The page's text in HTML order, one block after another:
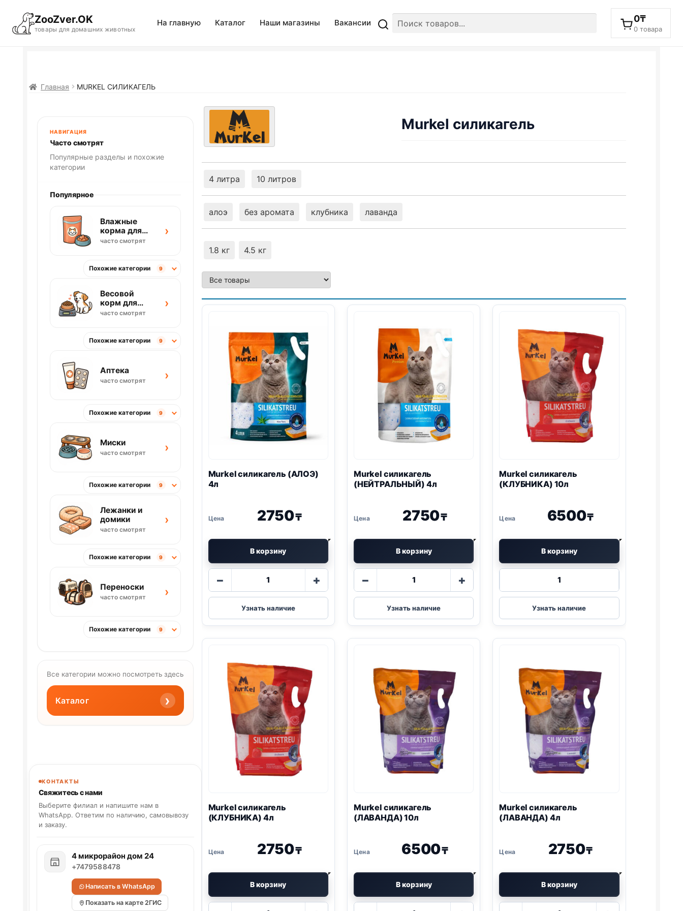
ZooZver.OK
товары для домашних животных
На главную Каталог Наши магазины Вакансии 0₸
0 товара
Главная MURKELСИЛИКАГЕЛЬ
Murkel силикагель
4 литра 10 литров
алоэ без аромата клубника лаванда
1.8 кг 4.5 кг
Murkelсиликагель (АЛОЭ)
4л
2750₸
В корзину
−
товара
Murkel
силикагель
(АЛОЭ)
4л
+
Узнать наличие
Murkel силикагель
(НЕЙТРАЛЬНЫЙ) 4л
2750₸
В корзину
−
товара
Murkel
силикагель
(НЕЙТРАЛЬНЫЙ)
4л
+
Узнать наличие
Murkelсиликагель
(КЛУБНИКА) 10л
6500₸
В корзину
товара
Murkel
силикагель
(КЛУБНИКА)
10л
Узнать наличие
Murkelсиликагель
(КЛУБНИКА) 4л
2750₸
В корзину
Murkel силикагель
(ЛАВАНДА) 10л
6500₸
В корзину
Murkelсиликагель
(ЛАВАНДА) 4л
2750₸
В корзину
НАВИГАЦИЯ
Часто смотрят
Популярные разделы и похожие
категории
Популярное
Влажные
корма для
кошек
часто смотрят
›
Похожие категории 9
Весовой
корм для
собак
часто смотрят
›
Похожие категории 9
Аптека
часто смотрят ›
Похожие категории 9
Миски
часто смотрят ›
Похожие категории 9
Лежанки и
домики
часто смотрят
›
Похожие категории 9
Переноски
часто смотрят ›
Похожие категории 9
Все категории можно посмотреть здесь
Каталог ›
КОНТАКТЫ
Свяжитесь с нами
Выберите филиал и напишите нам в
WhatsApp. Ответим по наличию, самовывозу
и заказу.
4 микрорайон дом 24
+7479588478
Написать в WhatsApp
Показать на карте 2ГИС